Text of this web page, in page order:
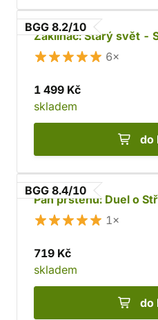
BGG 8.2/10
Zaklínač: Starý svět -
6×
1 499 Kč
skladem
do
BGG 8.4/10
Pán prstenů: Duel o
1×
719 Kč
skladem
do